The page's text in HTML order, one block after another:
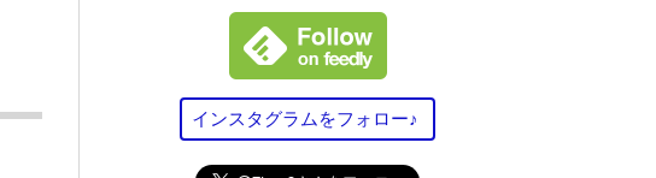
インスタグラムをフォロー♪